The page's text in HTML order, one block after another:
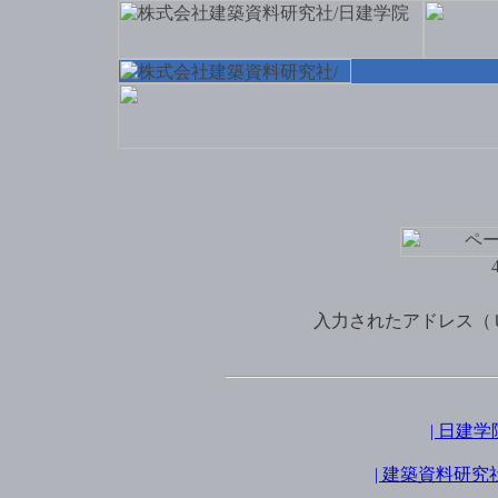
入力されたアドレス
| 日建学
| 建築資料研究